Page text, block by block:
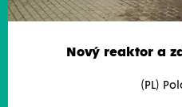
Nový reaktor a
(PL)